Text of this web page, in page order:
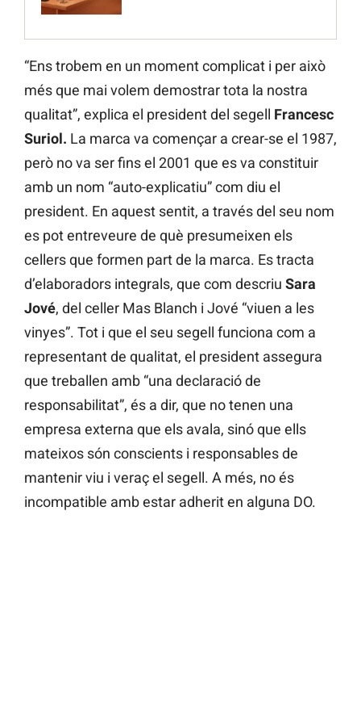
“Ens trobem en un moment complicat i per això
més que mai volem demostrar tota la nostra
qualitat”, explica el president del segell Francesc
Suriol. La marca va començar a crear-se el 1987,
però no va ser fins el 2001 que es va constituir
amb un nom “auto-explicatiu” com diu el
president. En aquest sentit, a través del seu nom
es pot entreveure de què presumeixen els
cellers que formen part de la marca. Es tracta
d’elaboradors integrals, que com descriu Sara
Jové, del celler Mas Blanch i Jové “viuen a les
vinyes”. Tot i que el seu segell funciona com a
representant de qualitat, el president assegura
que treballen amb “una declaració de
responsabilitat”, és a dir, que no tenen una
empresa externa que els avala, sinó que ells
mateixos són conscients i responsables de
mantenir viu i veraç el segell. A més, no és
incompatible amb estar adherit en alguna DO.